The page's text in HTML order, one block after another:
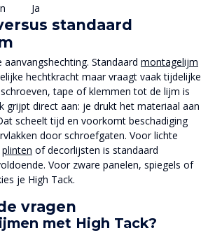
Ja
standaard
aanvangshechting. Standaard montagelijm
hechtkracht maar vraagt vaak tijdelijke
tape of klemmen tot de lijm is
grijpt direct aan: je drukt het materiaal aan
scheelt tijd en voorkomt beschadiging
door schroefgaten. Voor lichte
plinten of decorlijsten is standaard
Voor zware panelen, spiegels of
je High Tack.
vragen
met High Tack?